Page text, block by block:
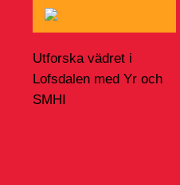
Utforska vädret i
Lofsdalen med Yr och
SMHI